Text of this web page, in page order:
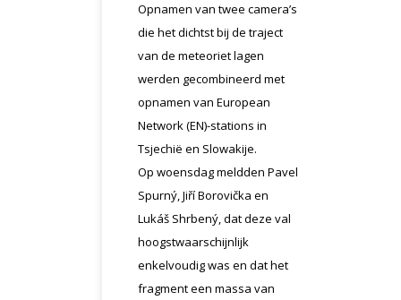
Opnamen van twee camera’s
die het dichtst bij de traject
van de meteoriet lagen
werden gecombineerd met
opnamen van European
Network (EN)-stations in
Tsjechië en Slowakije.
Op woensdag meldden Pavel
Spurný, Jiří Borovička en
Lukáš Shrbený, dat deze val
hoogstwaarschijnlijk
enkelvoudig was en dat het
fragment een massa van